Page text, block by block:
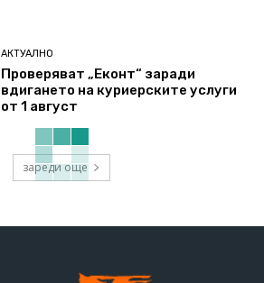
АКТУАЛНО
Проверяват „Еконт“ заради
вдигането на куриерските услуги
от 1 август
зареди още